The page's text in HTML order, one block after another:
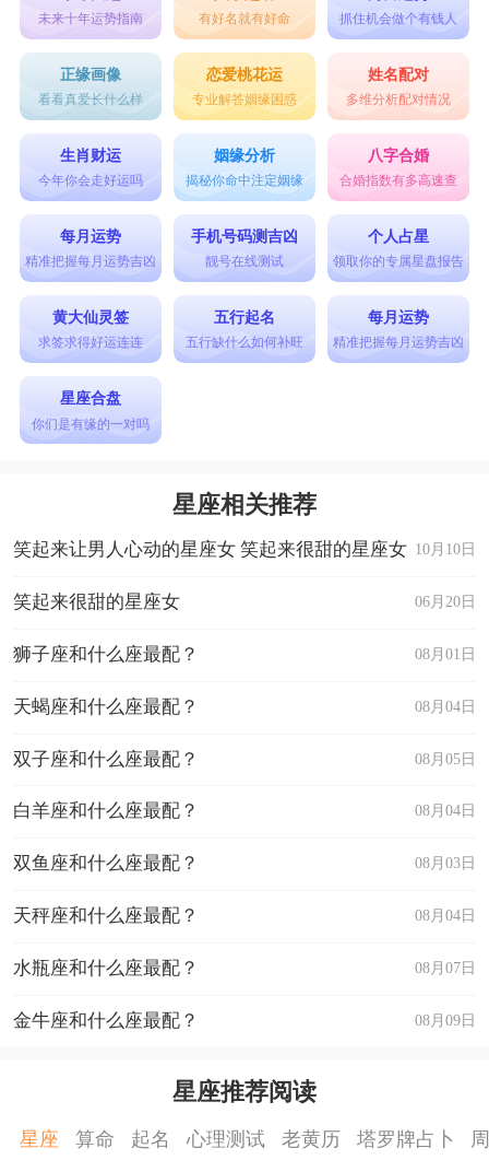
未来十年运势指南 有好名就有好命 抓住机会做个有钱人
正缘画像
看看真爱长什么样
恋爱桃花运
专业解答姻缘困惑
姓名配对
多维分析配对情况
生肖财运
今年你会走好运吗
姻缘分析
揭秘你命中注定姻缘
八字合婚
合婚指数有多高速查
每月运势
精准把握每月运势吉凶
手机号码测吉凶
靓号在线测试
个人占星
领取你的专属星盘报告
黄大仙灵签
求签求得好运连连
五行起名
五行缺什么如何补旺
每月运势
精准把握每月运势吉凶
星座合盘
你们是有缘的一对吗
星座相关推荐
10月10日
笑起来让男人心动的星座女 笑起来很甜的星座女
06月20日
笑起来很甜的星座女
08月01日
狮子座和什么座最配？
08月04日
天蝎座和什么座最配？
08月05日
双子座和什么座最配？
08月04日
白羊座和什么座最配？
08月03日
双鱼座和什么座最配？
08月04日
天秤座和什么座最配？
08月07日
水瓶座和什么座最配？
08月09日
金牛座和什么座最配？
星座推荐阅读
星座 算命 起名 心理测试 老黄历 塔罗牌占卜